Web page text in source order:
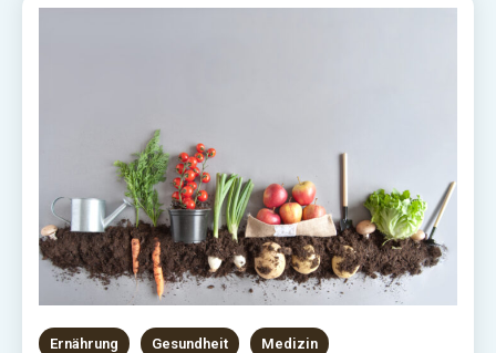
Ernährung Gesundheit Medizin